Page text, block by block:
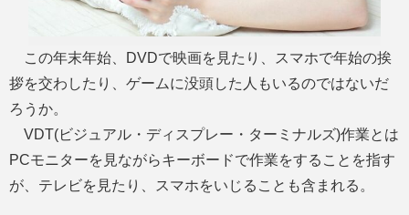
この年末年始、DVDで映画を見たり、スマホで年始の挨
拶を交わしたり、ゲームに没頭した人もいるのではないだ
ろうか。
VDT(ビジュアル・ディスプレー・ターミナルズ)作業とは
PCモニターを見ながらキーボードで作業をすることを指す
が、テレビを見たり、スマホをいじることも含まれる。